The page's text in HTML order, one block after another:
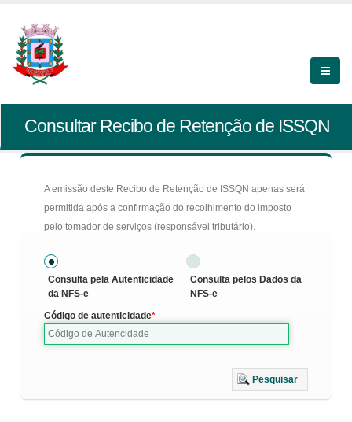
Consultar Recibo de Retenção de ISSQN
A emissão deste Recibo de Retenção de ISSQN apenas será
permitida após a confirmação do recolhimento do imposto
pelo tomador de serviços (responsável tributário).
Consulta pela Autenticidade
da NFS-e
Consulta pelos Dados da
NFS-e
Código de autenticidade
Pesquisar